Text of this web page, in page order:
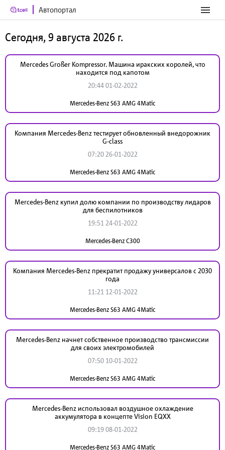
Автопортал
Сегодня, 9 августа 2026 г.
Mercedes Großer Kompressor. Машина иракских королей, что
находится под капотом
20:44 01-02-2022
Mercedes-Benz S63 AMG 4Matic
Компания Mercedes-Benz тестирует обновленный внедорожник
G-class
07:20 26-01-2022
Mercedes-Benz S63 AMG 4Matic
Mercedes-Benz купил долю компании по производству лидаров
для беспилотников
19:51 24-01-2022
Mercedes-Benz C300
Компания Mercedes-Benz прекратит продажу универсалов с 2030
года
11:21 12-01-2022
Mercedes-Benz S63 AMG 4Matic
Mercedes-Benz начнет собственное производство трансмиссии
для своих электромобилей
07:50 10-01-2022
Mercedes-Benz S63 AMG 4Matic
Mercedes-Benz использовал воздушное охлаждение
аккумулятора в концепте Vision EQXX
09:19 08-01-2022
Mercedes-Benz S63 AMG 4Matic